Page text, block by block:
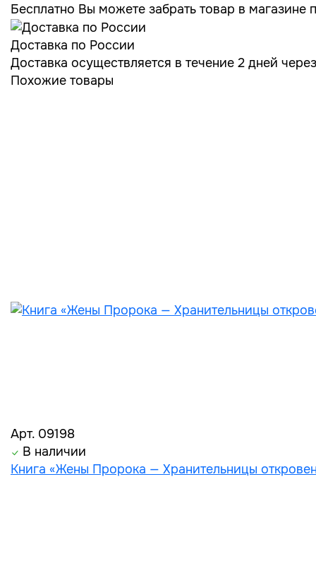
Бесплатно Вы можете забрать товар в
Доставка по России
Доставка осуществляется в течение 2 дней
Похожие товары
Арт. 09198
В наличии
Книга «Жены Пророка — Хранительницы